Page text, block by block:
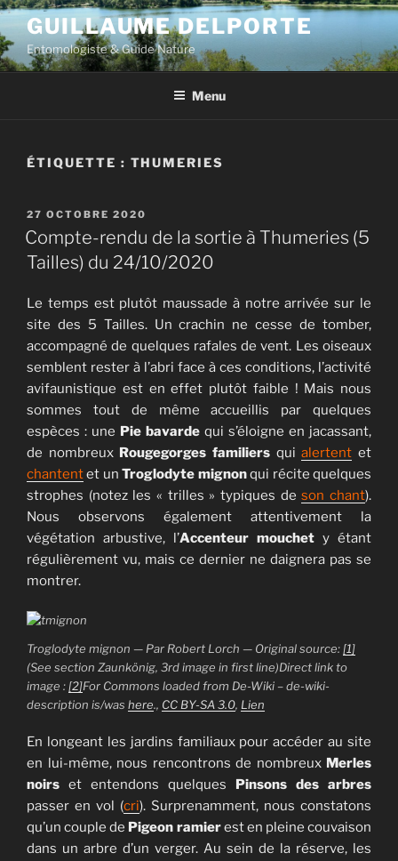
Aller
au
contenu
principal
GUILLAUME DELPORTE
Entomologiste & Guide Nature
Menu
ÉTIQUETTE : THUMERIES
PUBLIÉ
LE
27 OCTOBRE 2020
Compte-rendu de la sortie à Thumeries (5
Tailles) du 24/10/2020
Le temps est plutôt maussade à notre arrivée sur le
site des 5 Tailles. Un crachin ne cesse de tomber,
accompagné de quelques rafales de vent. Les oiseaux
semblent rester à l’abri face à ces conditions, l’activité
avifaunistique est en effet plutôt faible ! Mais nous
sommes tout de même accueillis par quelques
espèces : une Pie bavarde qui s’éloigne en jacassant,
de nombreux Rougegorges familiers quialertent et
chantentet unTroglodyte mignonqui récite quelques
strophes (notez les « trilles » typiques deson chant).
Nous observons également attentivement la
végétation arbustive, l’Accenteur mouchet y étant
régulièrement vu, mais ce dernier ne daignera pas se
montrer.
Troglodyte mignon — Par Robert Lorch — Original source: [1]
(See section Zaunkönig, 3rd image in first line)Direct link to
image : [2]For Commons loaded from De-Wiki – de-wiki-
description is/was here., CC BY-SA 3.0, Lien
En longeant les jardins familiaux pour accéder au site
en lui-même, nous rencontrons de nombreux Merles
noirs et entendons quelques Pinsons des arbres
passer en vol (cri). Surprenamment, nous constatons
qu’un couple de Pigeon ramierest en pleine couvaison
dans un arbre d’un verger. Au sein de la réserve, les